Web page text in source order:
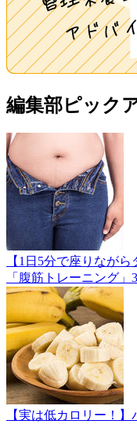
編集部ピック
【1日5分で座りなが
「腹筋トレーニング」
【実は低カロリー！